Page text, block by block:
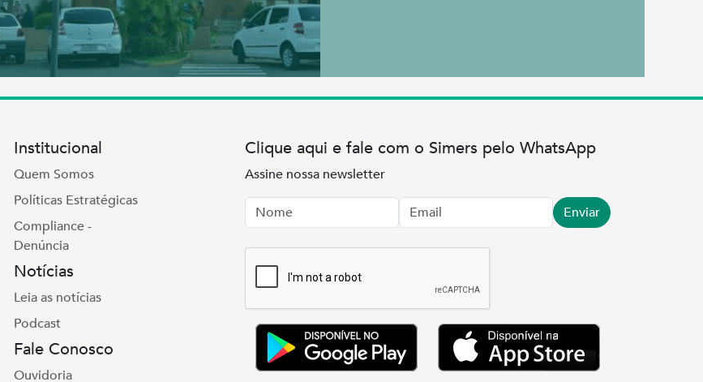
Institucional
Quem Somos
Políticas Estratégicas
Compliance -
Denúncia
Notícias
Leia as notícias
Podcast
Fale Conosco
Ouvidoria
Clique aqui e fale com o Simers pelo WhatsApp
Assine nossa newsletter
Nome
Email Enviar